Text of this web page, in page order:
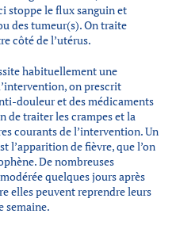
stoppe le flux sanguin et
des tumeur(s). On traite
côté de l’utérus.
habituellement une
on prescrit
douleur et des médicaments
de traiter les crampes et la
courants de l’intervention. Un
l’apparition de fièvre, que l’on
De nombreuses
quelques jours après
elles peuvent reprendre leurs
semaine.